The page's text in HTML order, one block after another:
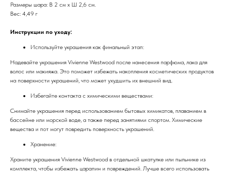
Размеры шара: В 2 см x Ш 2,6 см.
Вес: 4,49 г
Инструкции по уходу:
Используйте украшения как финальный этап:
Надевайте украшения Vivienne Westwood после нанесения парфюма, лака для
волос или макияжа. Это поможет избежать накопления косметических продуктов
на поверхности украшений, что может ухудшить их внешний вид.
Избегайте контакта с химическими веществами:
Снимайте украшения перед использованием бытовых химикатов, плаванием в
бассейне или морской воде, а также перед занятиями спортом. Химические
вещества и пот могут повредить поверхность украшений.
Хранение:
Храните украшения Vivienne Westwood в отдельной шкатулке или пыльнике из
комплекта, чтобы избежать царапин и повреждений. Лучше всего использовать